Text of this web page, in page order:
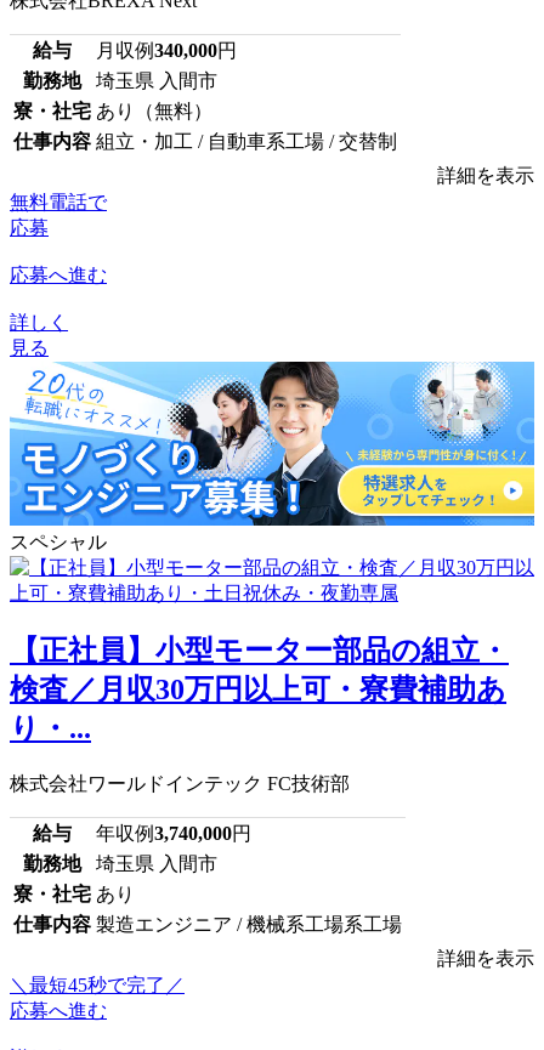
給与 月収例340,000円
勤務地
埼玉県 入間市
寮・社宅 あり（無料）
仕事内容 組立・加工 / 自動車系工場 / 交替制
詳細を表示
無料電話で
応募
応募へ進む
詳しく
見る
スペシャル
【正社員】小型モーター部品の組立・
検査／月収30万円以上可・寮費補助あ
り・...
株式会社ワールドインテック FC技術部
給与 年収例3,740,000円
勤務地
埼玉県 入間市
寮・社宅 あり
仕事内容 製造エンジニア / 機械系工場系工場
詳細を表示
＼最短45秒で完了／
応募へ進む